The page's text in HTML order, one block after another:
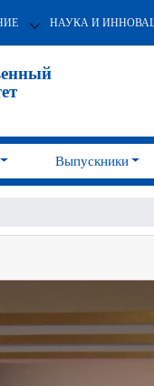
НАУКА И
Выпускники